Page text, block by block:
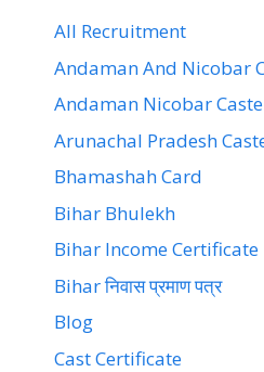
All Recruitment
Andaman And Nicobar
Andaman Nicobar
Arunachal Pradesh
Bhamashah Card
Bihar Bhulekh
Bihar Income Certificate
Bihar निवास प्रमाण पत्र
Blog
Cast Certificate